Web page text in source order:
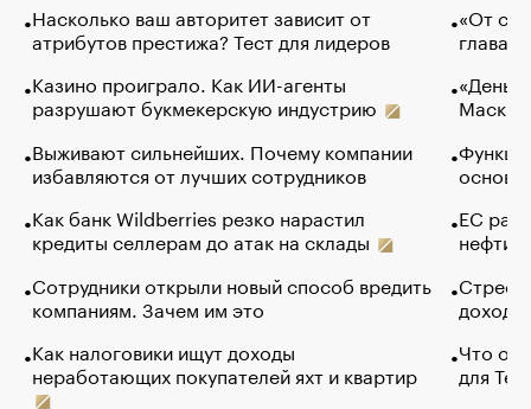
Насколько ваш авторитет зависит от
атрибутов престижа? Тест для лидеров
Казино проиграло. Как ИИ-агенты
разрушают букмекерскую индустрию
Выживают сильнейших. Почему компании
избавляются от лучших сотрудников
Как банк Wildberries резко нарастил
кредиты селлерам до атак на склады
Сотрудники открыли новый способ вредить
компаниям. Зачем им это
Как налоговики ищут доходы
неработающих покупателей яхт и квартир
«От
глава
Маск в
основ
ЕС
нефти
Что
для